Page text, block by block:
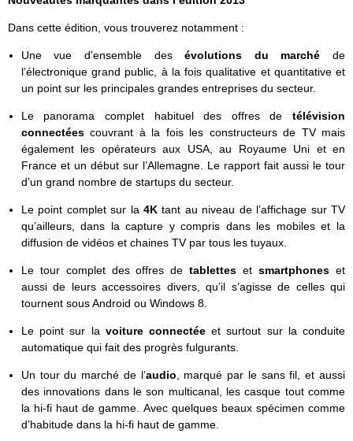
Dans cette édition, vous trouverez notamment :
Une vue d’ensemble desévolutions du marchéde
l’électronique grand public, à la fois qualitative et quantitative et
un point sur les principales grandes entreprises du secteur.
Le panorama complet habituel des offres de télévision
connectéescouvrant à la fois les constructeurs de TV mais
également les opérateurs aux USA, au Royaume Uni et en
France et un début sur l’Allemagne. Le rapport fait aussi le tour
d’un grand nombre de startups du secteur.
Le point complet sur la4Ktant au niveau de l’affichage sur TV
qu’ailleurs, dans la capture y compris dans les mobiles et la
diffusion de vidéos et chaines TV par tous les tuyaux.
Le tour complet des offres detablettesetsmartphoneset
aussi de leurs accessoires divers, qu’il s’agisse de celles qui
tournent sous Android ou Windows 8.
Le point sur la voiture connectéeet surtout sur la conduite
automatique qui fait des progrès fulgurants.
Un tour du marché de l’audio, marqué par le sans fil, et aussi
des innovations dans le son multicanal, les casque tout comme
la hi-fi haut de gamme. Avec quelques beaux spécimen comme
d’habitude dans la hi-fi haut de gamme.